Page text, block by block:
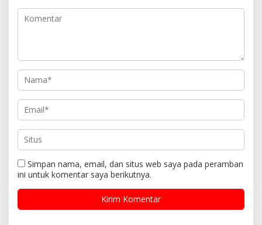
Simpan nama, email, dan situs web saya pada peramban
ini untuk komentar saya berikutnya.